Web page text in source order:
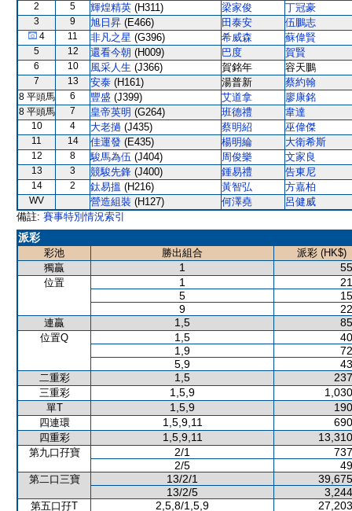
2 5 輝煌精英 (H311) 梁家俊 丁冠豪
3 9 旭日昇 (E466) 田泰安 伍鵬志
4 11 非凡之星 (G396) 希威森 蘇偉賢
5 12 還看今朝 (H009) 巴度 賀賢
6 10 風采人生 (J366) 賀銘年 容天鵬
7 13 安泰 (H161) 湯普新 蔡約翰
8 平頭馬 6 豐盛 (J399) 艾道拿 廖康銘
8 平頭馬 7 皇帝英明 (G264) 班德禮 韋達
10 4 大老撾 (J435) 蔡明紹 巫偉傑
11 14 佳運發 (E435) 楊明綸 大衛希斯
12 8 駿馬為伍 (J404) 周俊樂 文家良
13 3 競駿先鋒 (J400) 鍾易禮 告東尼
14 2 鈦易搵 (H216) 黃智弘 方嘉柏
WV 營造組裝 (H127) 何澤堯
呂健威
備註: 賽事特別情況索引
派彩
彩池 勝出組合
派彩 (HK$)
獨贏
1
位置 1
5
9
連贏 1,5
位置Q 1,5
1,9
5,9
二重彩 1,5
三重彩 1,5,9
單T 1,5,9
四連環 1,5,9,11
四重彩 1,5,9,11
第九口孖寶 2/1
2/5
第二口三寶 13/2/1
13/2/5
第五口孖T 2,5,8/1,5,9